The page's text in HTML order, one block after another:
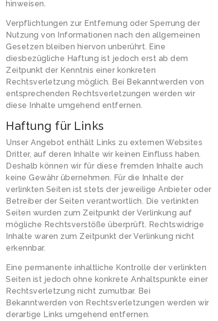
hinweisen.
Verpflichtungen zur Entfernung oder Sperrung der
Nutzung von Informationen nach den allgemeinen
Gesetzen bleiben hiervon unberührt. Eine
diesbezügliche Haftung ist jedoch erst ab dem
Zeitpunkt der Kenntnis einer konkreten
Rechtsverletzung möglich. Bei Bekanntwerden von
entsprechenden Rechtsverletzungen werden wir
diese Inhalte umgehend entfernen.
Haftung für Links
Unser Angebot enthält Links zu externen Websites
Dritter, auf deren Inhalte wir keinen Einfluss haben.
Deshalb können wir für diese fremden Inhalte auch
keine Gewähr übernehmen. Für die Inhalte der
verlinkten Seiten ist stets der jeweilige Anbieter oder
Betreiber der Seiten verantwortlich. Die verlinkten
Seiten wurden zum Zeitpunkt der Verlinkung auf
mögliche Rechtsverstöße überprüft. Rechtswidrige
Inhalte waren zum Zeitpunkt der Verlinkung nicht
erkennbar.
Eine permanente inhaltliche Kontrolle der verlinkten
Seiten ist jedoch ohne konkrete Anhaltspunkte einer
Rechtsverletzung nicht zumutbar. Bei
Bekanntwerden von Rechtsverletzungen werden wir
derartige Links umgehend entfernen.